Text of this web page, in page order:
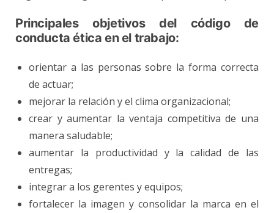
Principales objetivos del código de
conducta ética en el trabajo:
orientar a las personas sobre la forma correcta
de actuar;
mejorar la relación y el clima organizacional;
crear y aumentar la ventaja competitiva de una
manera saludable;
aumentar la productividad y la calidad de las
entregas;
integrar a los gerentes y equipos;
fortalecer la imagen y consolidar la marca en el